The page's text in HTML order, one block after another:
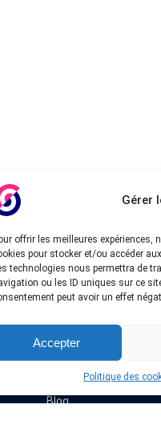
Gérer
offrir les meilleures
pour stocker et/ou accéder
technologies nous permettra de
ou les ID uniques sur ce
peut avoir un effet
Accepter
Politique des
Liens utiles
Fournisseurs VPN
Astuces et Tutoriels
Offres & Coupons VPN
Installation VPN
A propos de nous
Blog